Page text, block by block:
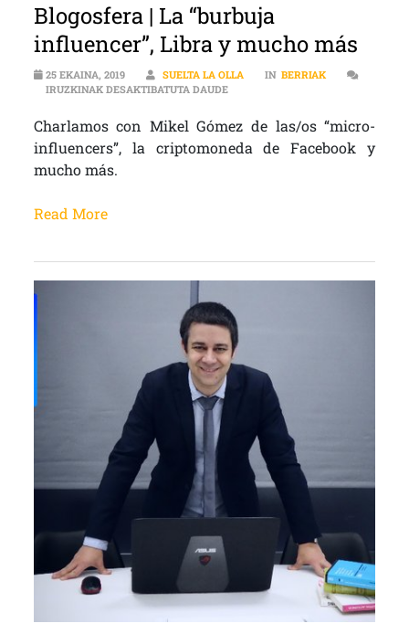
Blogosfera | La “burbuja
influencer”, Libra y mucho más
25 EKAINA, 2019 SUELTA LA OLLA IN BERRIAK
IRUZKINAK DESAKTIBATUTA DAUDEBLOGOSFERA | LA “BURBUJA
Charlamos con Mikel Gómez de las/os “micro-
influencers”, la criptomoneda de Facebook y
mucho más.
Read More